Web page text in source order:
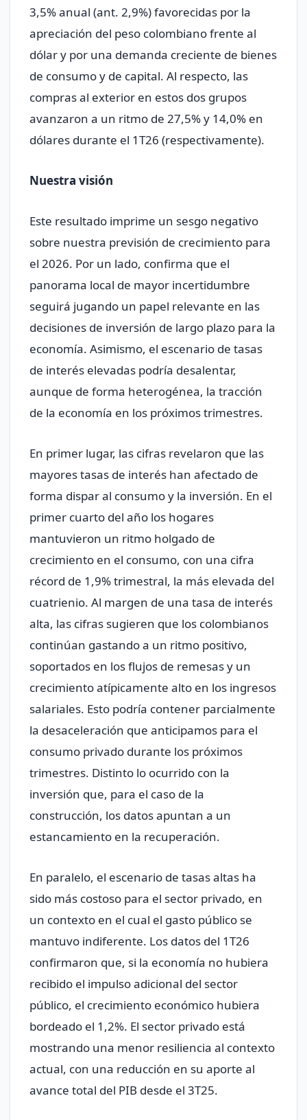
3,5% anual (ant. 2,9%) favorecidas por la
apreciación del peso colombiano frente al
dólar y por una demanda creciente de bienes
de consumo y de capital. Al respecto, las
compras al exterior en estos dos grupos
avanzaron a un ritmo de 27,5% y 14,0% en
dólares durante el 1T26 (respectivamente).
Nuestra visión
Este resultado imprime un sesgo negativo
sobre nuestra previsión de crecimiento para
el 2026. Por un lado, confirma que el
panorama local de mayor incertidumbre
seguirá jugando un papel relevante en las
decisiones de inversión de largo plazo para la
economía. Asimismo, el escenario de tasas
de interés elevadas podría desalentar,
aunque de forma heterogénea, la tracción
de la economía en los próximos trimestres.
En primer lugar, las cifras revelaron que las
mayores tasas de interés han afectado de
forma dispar al consumo y la inversión. En el
primer cuarto del año los hogares
mantuvieron un ritmo holgado de
crecimiento en el consumo, con una cifra
récord de 1,9% trimestral, la más elevada del
cuatrienio. Al margen de una tasa de interés
alta, las cifras sugieren que los colombianos
continúan gastando a un ritmo positivo,
soportados en los flujos de remesas y un
crecimiento atípicamente alto en los ingresos
salariales. Esto podría contener parcialmente
la desaceleración que anticipamos para el
consumo privado durante los próximos
trimestres. Distinto lo ocurrido con la
inversión que, para el caso de la
construcción, los datos apuntan a un
estancamiento en la recuperación.
En paralelo, el escenario de tasas altas ha
sido más costoso para el sector privado, en
un contexto en el cual el gasto público se
mantuvo indiferente. Los datos del 1T26
confirmaron que, si la economía no hubiera
recibido el impulso adicional del sector
público, el crecimiento económico hubiera
bordeado el 1,2%. El sector privado está
mostrando una menor resiliencia al contexto
actual, con una reducción en su aporte al
avance total del PIB desde el 3T25.